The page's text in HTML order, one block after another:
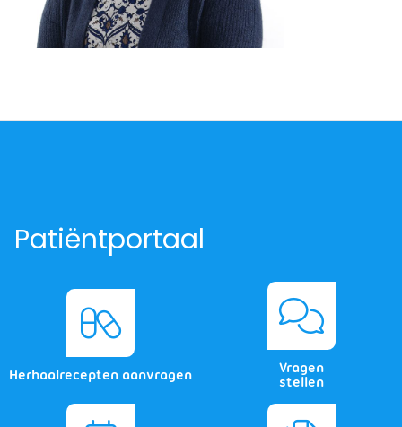
Patiëntportaal
Herhaalrecepten aanvragen
Vragen
stellen